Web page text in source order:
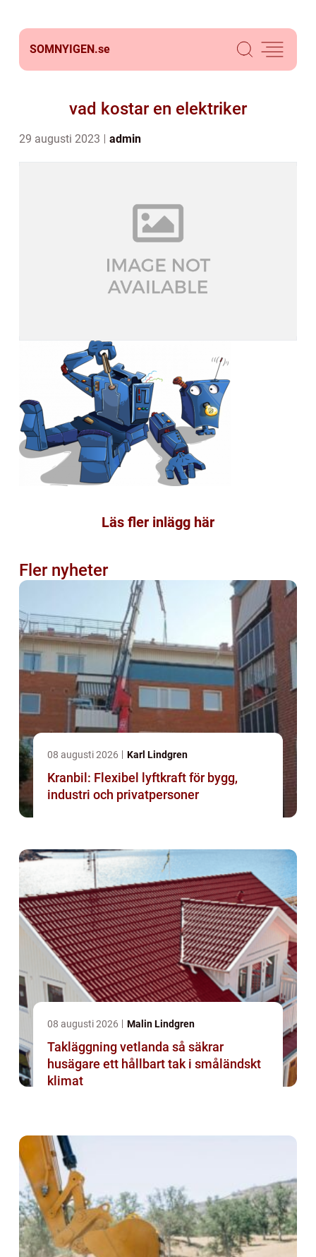
SOMNYIGEN.se
vad kostar en elektriker
29 augusti 2023 admin
Läs fler inlägg här
Fler nyheter
08 augusti 2026 Karl Lindgren
Kranbil: Flexibel lyftkraft för bygg,
industri och privatpersoner
08 augusti 2026 Malin Lindgren
Takläggning vetlanda så säkrar
husägare ett hållbart tak i småländskt
klimat